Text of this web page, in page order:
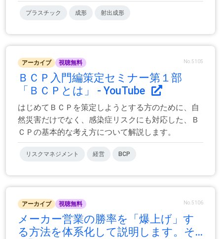
プラスチック 成形 射出成形
アーカイブ 視聴無料 No.5105
ＢＣＰ入門編策定セミナー第１部
「ＢＣＰとは」 - YouTube
はじめてＢＣＰを策定しようとする方のために、自
然災害だけでなく、感染症リスクにも対応した、Ｂ
ＣＰの基本的な考え方について解説します。
リスクマネジメント 経営 BCP
アーカイブ 視聴無料 No.5106
メーカー営業の勝率を「爆上げ」す
る方法を体系化して説明します。そ...